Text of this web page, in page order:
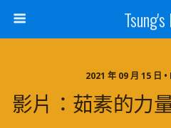
2021 年 09 月 15 日
影片：茹素的力量